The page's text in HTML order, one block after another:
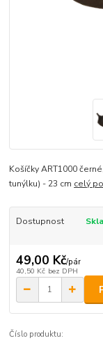
Košíčky ART1000
tunýlku) - 23 cm celý
Dostupnost
49,00 Kč/pár
40,50 Kč bez DPH
Číslo produktu: